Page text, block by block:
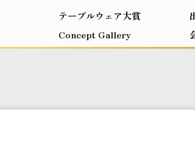
テーブルウェア大賞
Concept Gallery